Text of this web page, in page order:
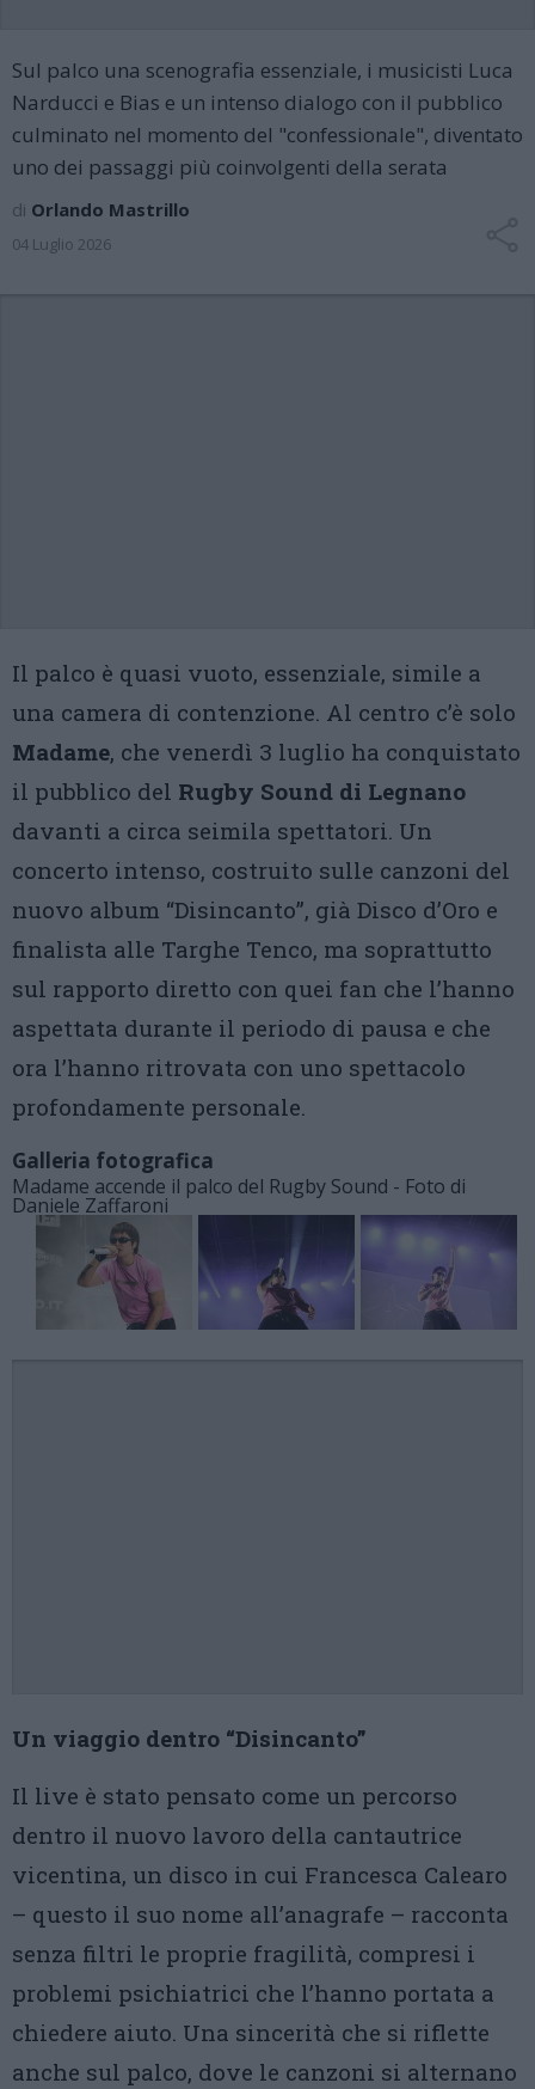
Sul palco una scenografia essenziale, i musicisti Luca
Narducci e Bias e un intenso dialogo con il pubblico
culminato nel momento del "confessionale", diventato
uno dei passaggi più coinvolgenti della serata
di Orlando Mastrillo
04 Luglio 2026
Il palco è quasi vuoto, essenziale, simile a
una camera di contenzione. Al centro c’è solo
Madame, che venerdì 3 luglio ha conquistato
il pubblico del Rugby Sound di Legnano
davanti a circa seimila spettatori. Un
concerto intenso, costruito sulle canzoni del
nuovo album “Disincanto”, già Disco d’Oro e
finalista alle Targhe Tenco, ma soprattutto
sul rapporto diretto con quei fan che l’hanno
aspettata durante il periodo di pausa e che
ora l’hanno ritrovata con uno spettacolo
profondamente personale.
Galleria fotografica
Madame accende il palco del Rugby Sound - Foto di
Daniele Zaffaroni
Un viaggio dentro “Disincanto”
Il live è stato pensato come un percorso
dentro il nuovo lavoro della cantautrice
vicentina, un disco in cui Francesca Calearo
– questo il suo nome all’anagrafe – racconta
senza filtri le proprie fragilità, compresi i
problemi psichiatrici che l’hanno portata a
chiedere aiuto. Una sincerità che si riflette
anche sul palco, dove le canzoni si alternano